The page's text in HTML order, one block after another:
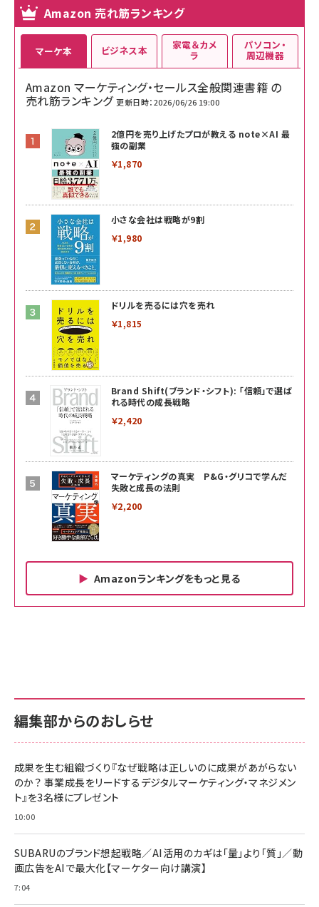
Amazon 売れ筋ランキング
マーケ本
Amazon マーケティング・セールス全般関連書籍 の
売れ筋ランキング 更新日時：2026/06/26 19:00
2億円を売り上げたプロが教える note×AI 最
強の副業
￥1,870
小さな会社は戦略が9割
￥1,980
ドリルを売るには穴を売れ
￥1,815
Brand Shift(ブランド・シフト): 「信頼」で選ば
れる時代の成長戦略
￥2,420
マーケティングの真実 P&G・グリコで学んだ
失敗と成長の法則
￥2,200
Amazonランキングをもっと見る
ビジネス本
￥880
anan(アンアン)2026/06/24号 No.2500増刊
スペシャルエディション[王道エンタメの矜持／
￥1,100
anan(アンアン)2026/07/08号 No.2502[2026
￥880
ママ投資家が育休中に１億貯めた株式投資
家電＆カメ
ラ
サポート正規品 メーカー保証5年 KLMEA128G
NIMASO ガラスフィルム iPhone 17 用 保護フィ
すい ガイド枠付き いPhone17 (6.3インチ) 対応
2枚セット DSP25F1698
￥1,599
￥6,980
全ワイヤレスイヤホン/アクティブノイズキャンセリ
パソコン・
周辺機器
サポート正規品 メーカー保証5年 KLMEA128G
Amazon eギフトカード - Amazonロゴ - クラ
￥5,000
Anker PowerLine III Flow USB-C & USB-C
Pro/Air 各種対応 (1.8m ミッドナイトブラック)
￥1,890
編集部からのおしらせ
成果を生む組織づくり『なぜ戦略は正しいのに成果があがらない
のか？ 事業成長をリードするデジタルマーケティング・マネジメン
ト』を3名様にプレゼント
10:00
SUBARUのブランド想起戦略／AI活用のカギは「量」より「質」／動
画広告をAIで最大化【マーケター向け講演】
7:04